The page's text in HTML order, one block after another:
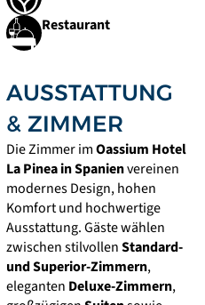
Restaurant
AUSSTATTUNG
& ZIMMER
Die Zimmer imOassium Hotel
La Pinea in Spanienvereinen
modernes Design, hohen
Komfort und hochwertige
Ausstattung. Gäste wählen
zwischen stilvollenStandard-
und Superior-Zimmern,
eleganten Deluxe-Zimmern,